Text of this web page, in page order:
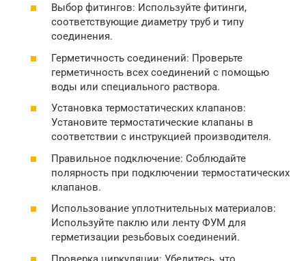
Выбор фитингов: Используйте фитинги,
соответствующие диаметру труб и типу
соединения.
Герметичность соединений: Проверьте
герметичность всех соединений с помощью
воды или специального раствора.
Установка термостатических клапанов:
Установите термостатические клапаны в
соответствии с инструкцией производителя.
Правильное подключение: Соблюдайте
полярность при подключении термостатических
клапанов.
Использование уплотнительных материалов:
Используйте паклю или ленту ФУМ для
герметизации резьбовых соединений.